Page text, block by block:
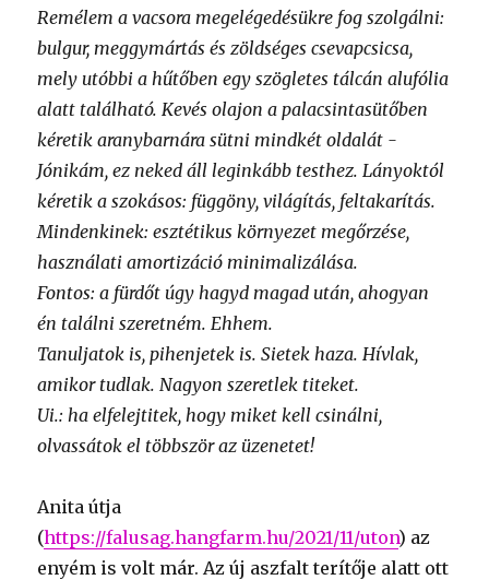
Remélem a vacsora megelégedésükre fog szolgálni:
bulgur, meggymártás és zöldséges csevapcsicsa,
mely utóbbi a hűtőben egy szögletes tálcán alufólia
alatt található. Kevés olajon a palacsintasütőben
kéretik aranybarnára sütni mindkét oldalát -
Jónikám, ez neked áll leginkább testhez. Lányoktól
kéretik a szokásos: függöny, világítás, feltakarítás.
Mindenkinek: esztétikus környezet megőrzése,
használati amortizáció minimalizálása.
Fontos: a fürdőt úgy hagyd magad után, ahogyan
én találni szeretném. Ehhem.
Tanuljatok is, pihenjetek is. Sietek haza. Hívlak,
amikor tudlak. Nagyon szeretlek titeket.
Ui.: ha elfelejtitek, hogy miket kell csinálni,
olvassátok el többször az üzenetet!
Anita útja
(https://falusag.hangfarm.hu/2021/11/uton) az
enyém is volt már. Az új aszfalt terítője alatt ott